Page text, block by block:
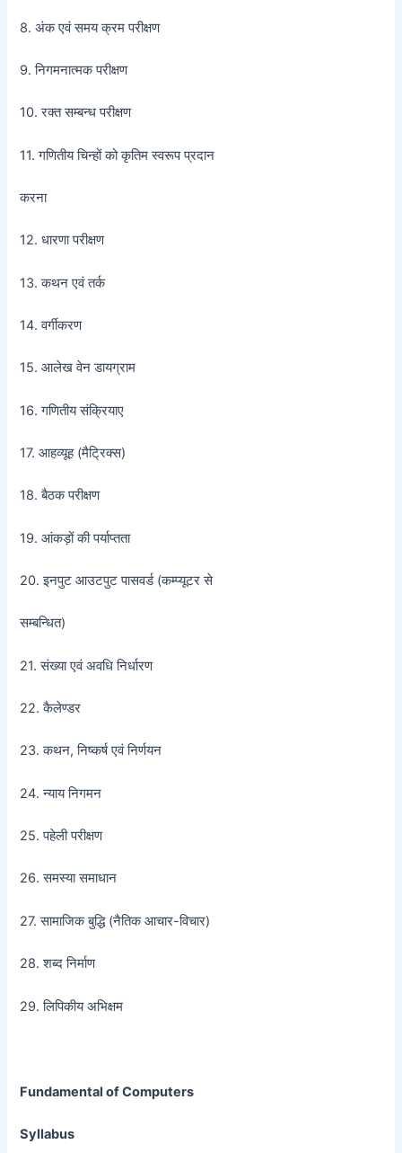
8. अंक एवं समय क्रम परीक्षण
9. निगमनात्मक परीक्षण
10. रक्त सम्बन्ध परीक्षण
11. गणितीय चिन्हों को कृतिम स्वरूप प्रदान
करना
12. धारणा परीक्षण
13. कथन एवं तर्क
14. वर्गीकरण
15. आलेख वेन डायग्राम
16. गणितीय संक्रियाए
17. आहव्यूह (मैट्रिक्स)
18. बैठक परीक्षण
19. आंकड़ों की पर्याप्तता
20. इनपुट आउटपुट पासवर्ड (कम्प्यूटर से
सम्बन्धित)
21. संख्या एवं अवधि निर्धारण
22. कैलेण्डर
23. कथन, निष्कर्ष एवं निर्णयन
24. न्याय निगमन
25. पहेली परीक्षण
26. समस्या समाधान
27. सामाजिक बुद्धि (नैतिक आचार-विचार)
28. शब्द निर्माण
29. लिपिकीय अभिक्षम
Fundamental of Computers
Syllabus